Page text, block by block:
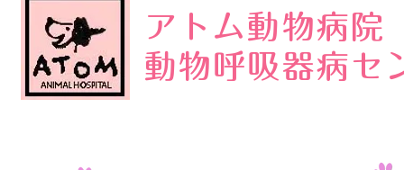
アトム動物病院
動物呼吸器病セ